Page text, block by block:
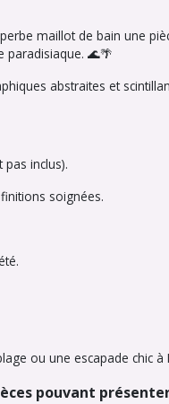
maillot de bain une
paradisiaque. 🌊🌴
abstraites et
inclus).
soignées.
ou une escapade chic
pouvant